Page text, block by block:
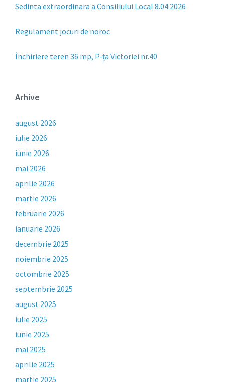
Sedinta extraordinara a Consiliului Local 8.04.2026
Regulament jocuri de noroc
Închiriere teren 36 mp, P-ța Victoriei nr.40
Arhive
august 2026
iulie 2026
iunie 2026
mai 2026
aprilie 2026
martie 2026
februarie 2026
ianuarie 2026
decembrie 2025
noiembrie 2025
octombrie 2025
septembrie 2025
august 2025
iulie 2025
iunie 2025
mai 2025
aprilie 2025
martie 2025